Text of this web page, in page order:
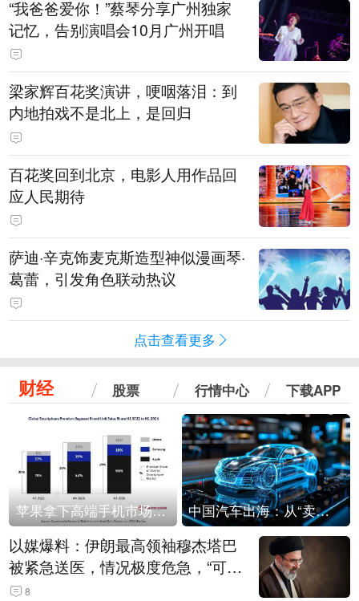
“我爸爸爱你！”蔡琴分享广州独家
记忆，告别演唱会10月广州开唱
梁家辉百花奖演讲，哽咽落泪：到
内地拍戏不是北上，是回归
百花奖回到北京，电影人用作品回
应人民期待
萨迪·辛克饰麦克斯造型神似漫画琴·
葛蕾，引发角色联动热议
点击查看更多
财经 股票 行情中心 下载APP
苹果拿下高端手机市场65%的份额：iPhone 17系列功不可没 中国汽车出海：从“卖出去”到“走进去”
以媒爆料：伊朗最高领袖穆杰塔巴
被紧急送医，情况极度危急，“可能
随时会死去”
8